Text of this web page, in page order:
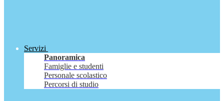
Servizi
Panoramica
Famiglie e studenti
Personale scolastico
Percorsi di studio